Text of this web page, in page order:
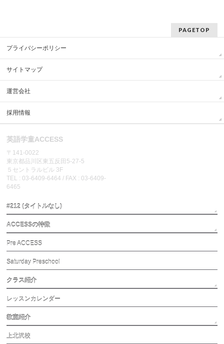
PAGETOP
プライバシーポリシー
サイトマップ
運営会社
採用情報
英語学童ACCESS
〒141-0022
東京都品川区東五反田5-27-5
５セントラルビル 3F
TEL : 03-6409-6464 / FAX : 03-6409-
6465
#212 (タイトルなし)
ACCESSの特徴
Pre ACCESS
Saturday Preschool
クラス紹介
レッスンカレンダー
教室紹介
上北沢校